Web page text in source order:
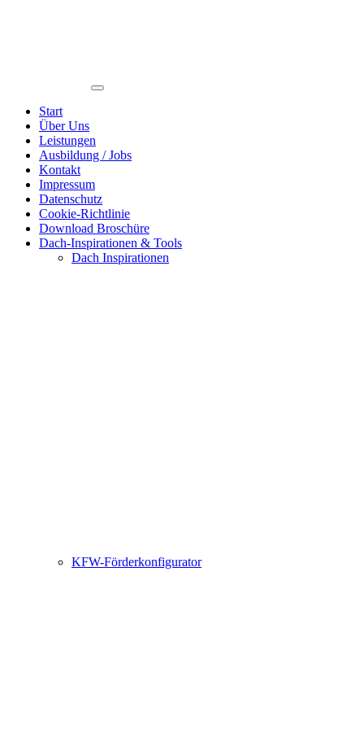
Start
Über Uns
Leistungen
Ausbildung / Jobs
Kontakt
Impressum
Datenschutz
Cookie-Richtlinie
Download Broschüre
Dach-Inspirationen & Tools
Dach Inspirationen
KFW-Förderkonfigurator